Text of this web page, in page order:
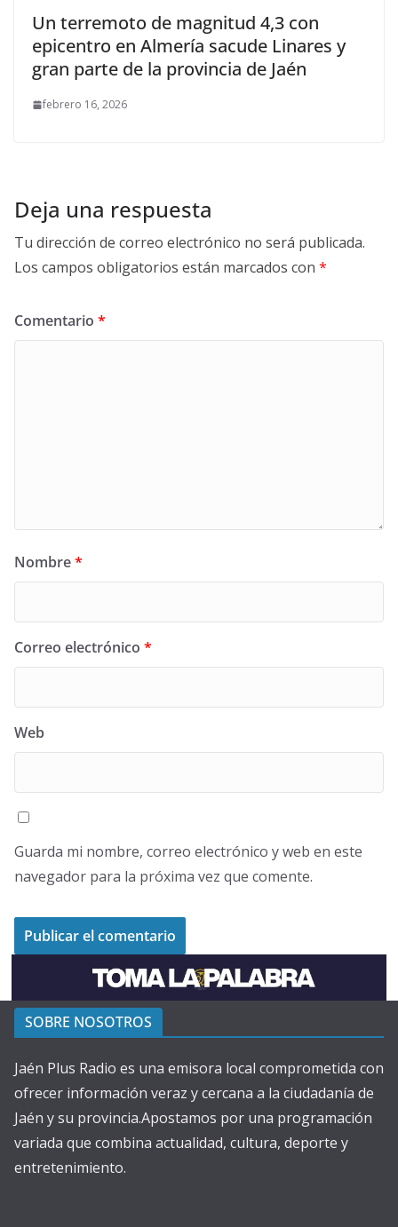
Un terremoto de magnitud 4,3 con
epicentro en Almería sacude Linares y
gran parte de la provincia de Jaén
febrero 16, 2026
Deja una respuesta
Tu dirección de correo electrónico no será publicada.
Los campos obligatorios están marcados con *
Comentario *
Nombre*
Correo electrónico *
Web
Guarda mi nombre, correo electrónico y web en este
navegador para la próxima vez que comente.
SOBRE NOSOTROS
Jaén Plus Radio es una emisora local comprometida con
ofrecer información veraz y cercana a la ciudadanía de
Jaén y su provincia.Apostamos por una programación
variada que combina actualidad, cultura, deporte y
entretenimiento.